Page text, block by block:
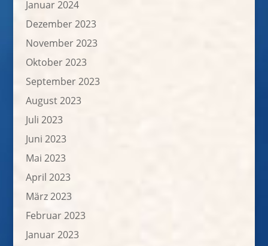
Januar 2024
Dezember 2023
November 2023
Oktober 2023
September 2023
August 2023
Juli 2023
Juni 2023
Mai 2023
April 2023
März 2023
Februar 2023
Januar 2023